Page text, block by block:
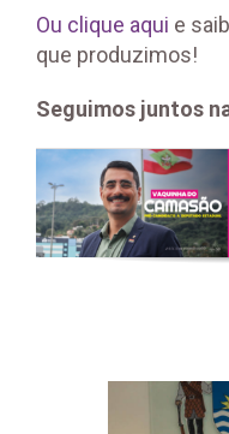
Ou clique aqui e
que produzimos!
Seguimos juntos